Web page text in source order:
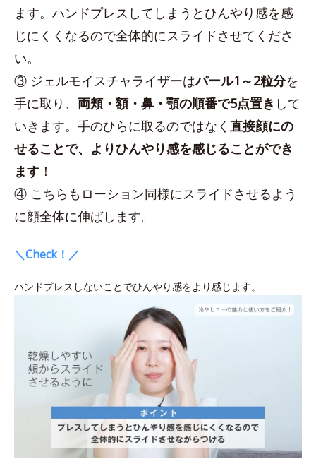
ます。ハンドプレスしてしまうとひんやり感を感
じにくくなるので全体的にスライドさせてくださ
い。
③ ジェルモイスチャライザーはパール1～2粒分を
手に取り、 両頬・額・鼻・顎の順番で5点置き して
いきます。手のひらに取るのではなく 直接顔にの
せることで、よりひんやり感を感じることができ
ます ！
④ こちらもローション同様にスライドさせるよう
に顔全体に伸ばします。
＼Check！／
ハンドプレスしないことでひんやり感をより感じます。